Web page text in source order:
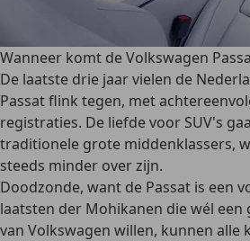
Wanneer komt de Volkswagen
De laatste drie jaar vielen de
Passat flink tegen, met
registraties. De liefde voor SUV's
traditionele grote middenklassers,
steeds minder over zijn.
Doodzonde, want de Passat is een
laatsten der Mohikanen die wél
van Volkswagen willen, kunnen alle